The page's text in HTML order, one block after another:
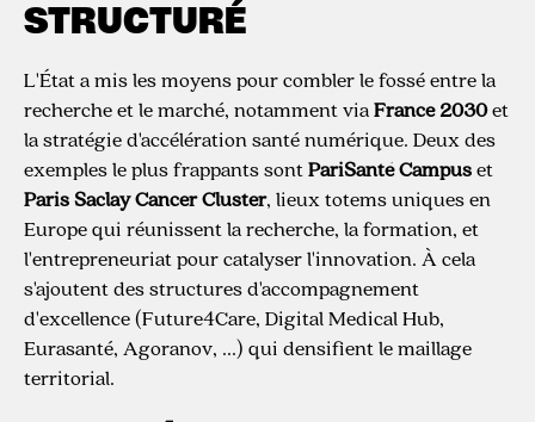
STRUCTURÉ
L'État a mis les moyens pour combler le fossé entre la
recherche et le marché, notamment viaFrance 2030et
la stratégie d'accélération santé numérique. Deux des
exemples le plus frappants sontPariSanté Campuset
Paris Saclay Cancer Cluster, lieux totems uniques en
Europe qui réunissent la recherche, la formation, et
l'entrepreneuriat pour catalyser l'innovation. À cela
s'ajoutent des structures d'accompagnement
d'excellence (Future4Care, Digital Medical Hub,
Eurasanté, Agoranov, ...) qui densifient le maillage
territorial.